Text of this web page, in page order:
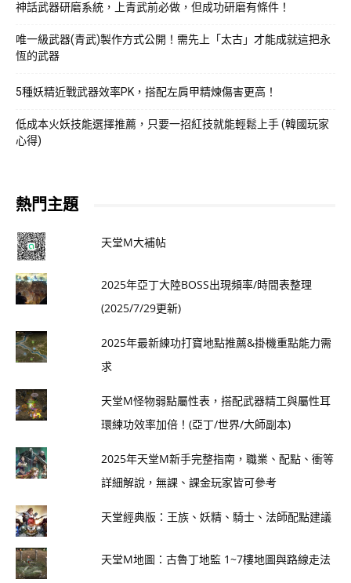
神話武器研磨系統，上青武前必做，但成功研磨有條件！
唯一級武器(青武)製作方式公開！需先上「太古」才能成就這把永
恆的武器
5種妖精近戰武器效率PK，搭配左肩甲精煉傷害更高！
低成本火妖技能選擇推薦，只要一招紅技就能輕鬆上手 (韓國玩家
心得)
熱門主題
天堂M大補帖
2025年亞丁大陸BOSS出現頻率/時間表整理
(2025/7/29更新)
2025年最新練功打寶地點推薦&掛機重點能力需
求
天堂M怪物弱點屬性表，搭配武器精工與屬性耳
環練功效率加倍！(亞丁/世界/大師副本)
2025年天堂M新手完整指南，職業、配點、衝等
詳細解說，無課、課金玩家皆可參考
天堂經典版：王族、妖精、騎士、法師配點建議
天堂M地圖：古魯丁地監 1~7樓地圖與路線走法